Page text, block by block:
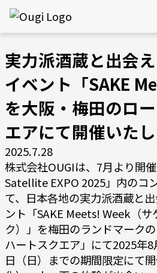
実力派酒蔵と出会
イベント「SAKE
を大阪・梅田のロ
エアにて開催いたし
2025.7.28
株式会社OUGIは、7月より開
Satellite EXPO 2025」内のコ
て、日本各地の実力派酒蔵と
ント「SAKE Meets! Week（サ
ク）」を梅田のランドマーク
ハートスクエア」にて2025年
日（日）までの期間限定にて